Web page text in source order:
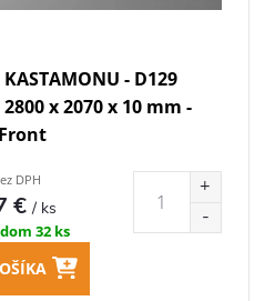
- D129
2800 x 2070 x 10 mm -
DPH
€/ ks
32 ks